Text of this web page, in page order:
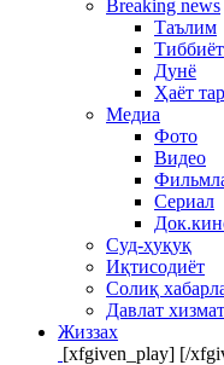
Breaking news
Таълим
Тиббиёт
Дунё
Ҳаёт
Медиа
Фото
Видео
Сериал
Суд-ҳуқуқ
Иқтисодиёт
Солиқ
Давлат
Жиззах
[xfgiven_play] [/